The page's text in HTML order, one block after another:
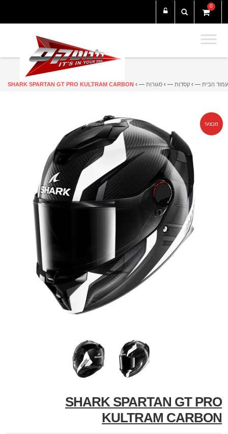
0
עמוד הבית — › קסדות — › סגורות — ›
SHARK SPARTAN GT PRO KULTRAM CARBON
מבצע!
SHARK SPARTAN GT PRO
KULTRAM CARBON